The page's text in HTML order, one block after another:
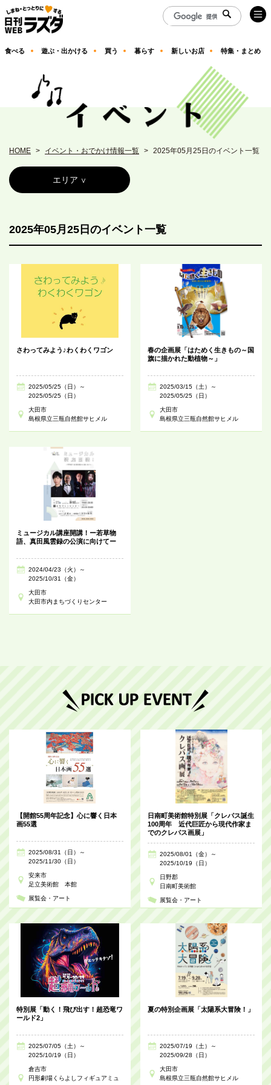
食べる 遊ぶ・出かける 買う 暮らす 新しいお店 特集・まとめ
HOME イベント・おでかけ情報一覧 2025年05月25日のイベント一覧
エリア
2025年05月25日のイベント一覧
さわってみよう♪わくわくワゴン
2025/05/25（日）～
2025/05/25（日）
大田市
島根県立三瓶自然館サヒメル
春の企画展「はためく生きもの～国
旗に描かれた動植物～」
2025/03/15（土）～
2025/05/25（日）
大田市
島根県立三瓶自然館サヒメル
ミュージカル講座開講！ー若草物
語、真田風雲録の公演に向けてー
2024/04/23（火）～
2025/10/31（金）
大田市
大田市内まちづくりセンター
【開館55周年記念】心に響く日本
画55選
2025/08/31（日）～
2025/11/30（日）
安来市
足立美術館 本館
展覧会・アート
日南町美術館特別展「クレパス誕生
100周年 近代巨匠から現代作家ま
でのクレパス画展」
2025/08/01（金）～
2025/10/19（日）
日野郡
日南町美術館
展覧会・アート
特別展「動く！飛び出す！超恐竜ワ
ールド2」
2025/07/05（土）～
2025/10/19（日）
倉吉市
円形劇場くらよしフィギュアミュ
夏の特別企画展「太陽系大冒険！」
2025/07/19（土）～
2025/09/28（日）
大田市
島根県立三瓶自然館サヒメル